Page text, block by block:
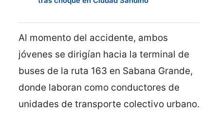
Al momento del accidente, ambos
jóvenes se dirigían hacia la terminal de
buses de la ruta 163 en Sabana Grande,
donde laboran como conductores de
unidades de transporte colectivo urbano.